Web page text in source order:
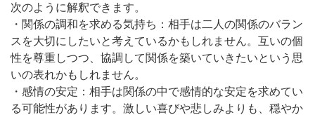
次のように解釈できます。
・関係の調和を求める気持ち：相手は二人の関係のバラン
スを大切にしたいと考えているかもしれません。互いの個
性を尊重しつつ、協調して関係を築いていきたいという思
いの表れかもしれません。
・感情の安定：相手は関係の中で感情的な安定を求めてい
る可能性があります。激しい喜びや悲しみよりも、穏やか